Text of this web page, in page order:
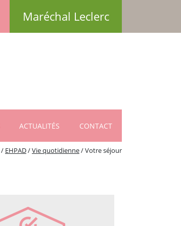
Maréchal Leclerc
ACTUALITÉS CONTACT
/ EHPAD/Vie quotidienne/Votre séjour